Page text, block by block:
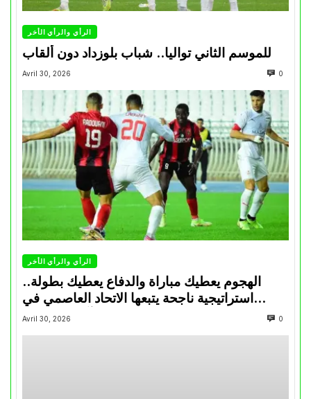
الرأي والرأي الأخر
للموسم الثاني تواليا.. شباب بلوزداد دون ألقاب
Avril 30, 2026 0
الرأي والرأي الأخر
الهجوم يعطيك مباراة والدفاع يعطيك بطولة..
استراتيجية ناجحة يتبعها الاتحاد العاصمي في
تتويجاته آخر السنوات
Avril 30, 2026 0